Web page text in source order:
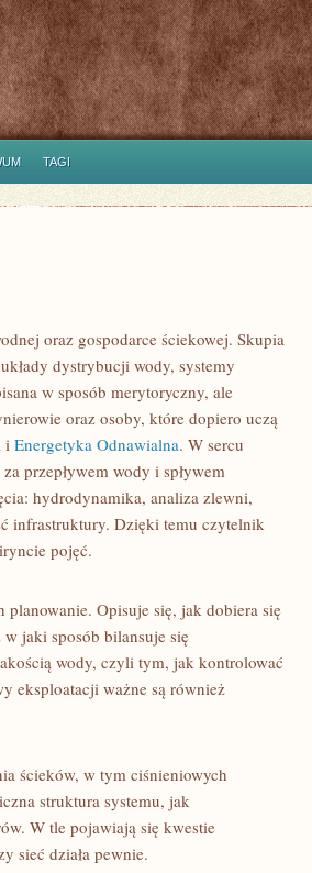
TAGI
oraz gospodarce ściekowej. Skupia
dystrybucji wody, systemy
w sposób merytoryczny, ale
oraz osoby, które dopiero uczą
i Energetyka Odnawialna. W sercu
przepływem wody i spływem
hydrodynamika, analiza zlewni,
infrastruktury. Dzięki temu czytelnik
pojęć.
Opisuje się, jak dobiera się
jaki sposób bilansuje się
wody, czyli tym, jak kontrolować
eksploatacji ważne są również
ścieków, w tym ciśnieniowych
struktura systemu, jak
W tle pojawiają się kwestie
sieć działa pewnie.